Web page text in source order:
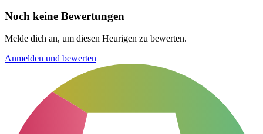
Noch keine Bewertungen
Melde dich an, um diesen Heurigen zu bewerten.
Anmelden und bewerten